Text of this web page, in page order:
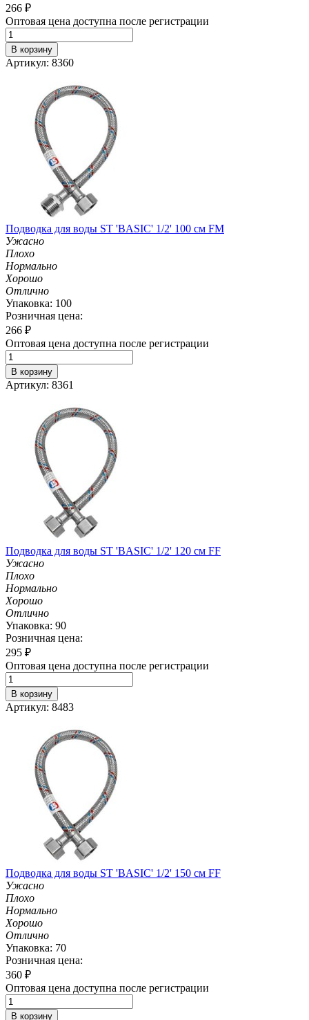
266 ₽
Оптовая цена доступна после регистрации
В корзину
Артикул: 8360
Подводка для воды ST 'BASIC' 1/2' 100 см FM
Ужасно
Плохо
Нормально
Хорошо
Отлично
Упаковка: 100
Розничная цена:
266 ₽
Оптовая цена доступна после регистрации
В корзину
Артикул: 8361
Подводка для воды ST 'BASIC' 1/2' 120 см FF
Ужасно
Плохо
Нормально
Хорошо
Отлично
Упаковка: 90
Розничная цена:
295 ₽
Оптовая цена доступна после регистрации
В корзину
Артикул: 8483
Подводка для воды ST 'BASIC' 1/2' 150 см FF
Ужасно
Плохо
Нормально
Хорошо
Отлично
Упаковка: 70
Розничная цена:
360 ₽
Оптовая цена доступна после регистрации
В корзину